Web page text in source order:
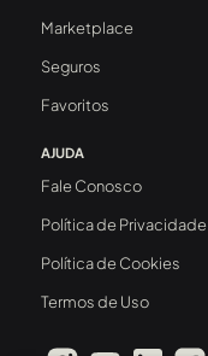
Marketplace
Seguros
Favoritos
AJUDA
Fale Conosco
Política de Privacidade
Política de Cookies
Termos de Uso